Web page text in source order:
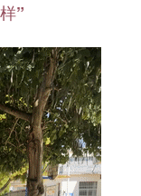
”